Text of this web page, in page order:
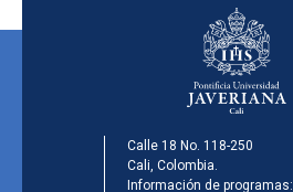
Calle 18 No. 118-250
Cali, Colombia.
Información de programas: